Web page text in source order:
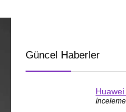
Güncel Haberler
İnceleme